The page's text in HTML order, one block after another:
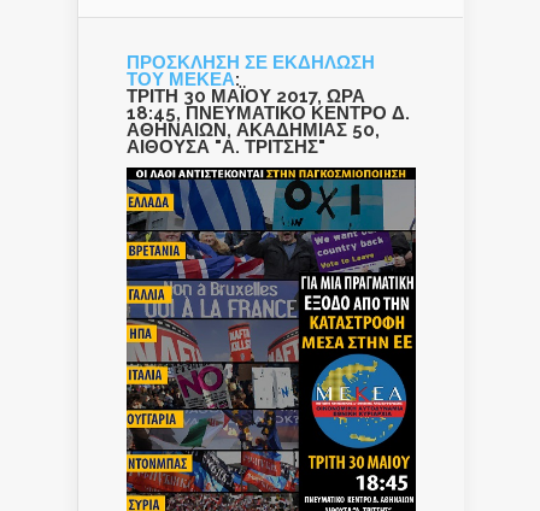
ΠΡΟΣΚΛΗΣΗ ΣΕ ΕΚΔΗΛΩΣΗ
ΤΟΥ ΜΕΚΕΑ:
ΤΡΙΤΗ 30 ΜΑΪΟΥ 2017, ΩΡΑ
18:45, ΠΝΕΥΜΑΤΙΚΟ ΚΕΝΤΡΟ Δ.
ΑΘΗΝΑΙΩΝ, ΑΚΑΔΗΜΙΑΣ 50,
ΑΙΘΟΥΣΑ "Α. ΤΡΙΤΣΗΣ"